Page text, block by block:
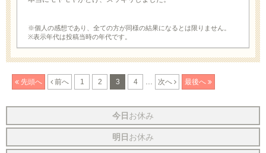
※個人の感想であり、全ての方が同様の結果になるとは限りません。
※表示年代は投稿当時の年代です。
先頭へ 前へ 1 2 3 4 次へ 最後へ
今日 お休み
明日 お休み